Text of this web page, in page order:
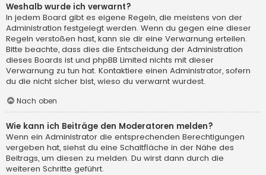
Weshalb wurde ich verwarnt?
In jedem Board gibt es eigene Regeln, die meistens von der
Administration festgelegt werden. Wenn du gegen eine dieser
Regeln verstoßen hast, kann sie dir eine Verwarnung erteilen.
Bitte beachte, dass dies die Entscheidung der Administration
dieses Boards ist und phpBB Limited nichts mit dieser
Verwarnung zu tun hat. Kontaktiere einen Administrator, sofern
du die nicht sicher bist, wieso du verwarnt wurdest.
Nach oben
Wie kann ich Beiträge den Moderatoren melden?
Wenn ein Administrator die entsprechenden Berechtigungen
vergeben hat, siehst du eine Schaltfläche in der Nähe des
Beitrags, um diesen zu melden. Du wirst dann durch die
weiteren Schritte geführt.